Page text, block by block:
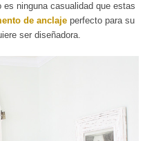
ninguna casualidad que estas
de anclaje perfecto para su
ser diseñadora.